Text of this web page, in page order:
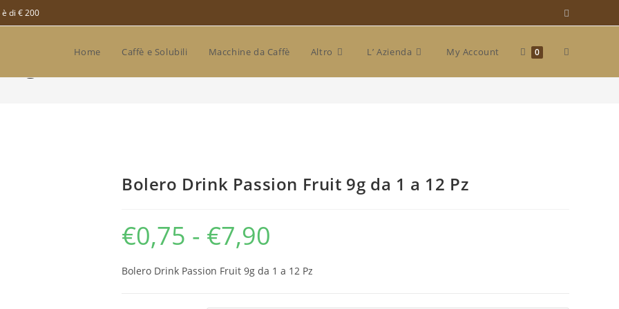
di € 200
Home Caffè e Solubili Macchine da Caffè Altro L’ Azienda My Account 0 Attiva/
da 1 a 12 Pz Bolero Drink Passion Fruit 9g da 1 a 12 Pz
Bolero Drink Passion Fruit 9g da 1 a 12 Pz
€0,75 - €7,90
€0,75
a
Bolero Drink Passion Fruit 9g da 1 a 12 Pz